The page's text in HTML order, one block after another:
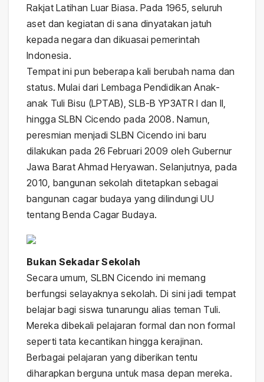
Rakjat Latihan Luar Biasa. Pada 1965, seluruh
aset dan kegiatan di sana dinyatakan jatuh
kepada negara dan dikuasai pemerintah
Indonesia.
Tempat ini pun beberapa kali berubah nama dan
status. Mulai dari Lembaga Pendidikan Anak-
anak Tuli Bisu (LPTAB), SLB-B YP3ATR I dan II,
hingga SLBN Cicendo pada 2008. Namun,
peresmian menjadi SLBN Cicendo ini baru
dilakukan pada 26 Februari 2009 oleh Gubernur
Jawa Barat Ahmad Heryawan. Selanjutnya, pada
2010, bangunan sekolah ditetapkan sebagai
bangunan cagar budaya yang dilindungi UU
tentang Benda Cagar Budaya.
Bukan Sekadar Sekolah
Secara umum, SLBN Cicendo ini memang
berfungsi selayaknya sekolah. Di sini jadi tempat
belajar bagi siswa tunarungu alias teman Tuli.
Mereka dibekali pelajaran formal dan non formal
seperti tata kecantikan hingga kerajinan.
Berbagai pelajaran yang diberikan tentu
diharapkan berguna untuk masa depan mereka.